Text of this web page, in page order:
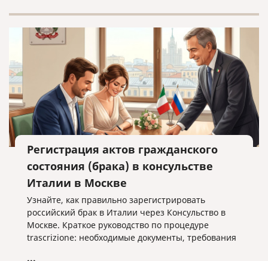
Регистрация актов гражданского
состояния (брака) в консульстве
Италии в Москве
Узнайте, как правильно зарегистрировать
российский брак в Италии через Консульство в
Москве. Краткое руководство по процедуре
trascrizione: необходимые документы, требования
...